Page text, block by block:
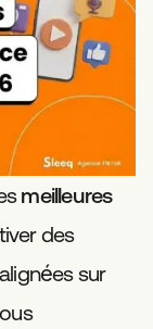
meilleures
des
sur